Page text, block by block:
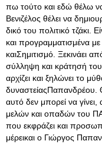
πω τούτο και εδώ θέλω
Βενιζέλος θέλει να
δικό του πολιτικό τζάκι.
και προγραμματισμένα
καιΣημιτισμό. Ξεκινάει
σύλληψη και κράτησή
αρχίζει και ξηλώνει το
δυναστείαςΠαπανδρέου.
αυτό δεν μπορεί να
μελών και οπαδών του
που εκφράζει και
μέρεικαι ο Γιώργος